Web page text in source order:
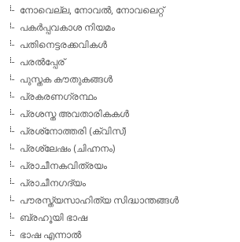
നോവെല്ല, നോവല്‍, നോവലെറ്റ്
പകര്‍പ്പവകാശ നിയമം
പതിനെട്ടരക്കവികള്‍
പരല്‍പ്പേര്
പുസ്തക കൗതുകങ്ങള്‍
പ്രകരണഗ്രന്ഥം
പ്രശസ്ത അവതാരികകള്‍
പ്രശ്‌നോത്തരി (ക്വിസ്)
പ്രശ്ലേഷം (ചിഹ്നനം)
പ്രാചീനകവിത്രയം
പ്രാചീനഗദ്യം
പൗരസ്ത്യസാഹിത്യ സിദ്ധാന്തങ്ങള്‍
ബ്രഹൂയി ഭാഷ
ഭാഷ എന്നാല്‍